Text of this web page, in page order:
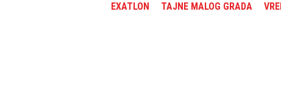
EXATLON TAJNE MALOG GRADA